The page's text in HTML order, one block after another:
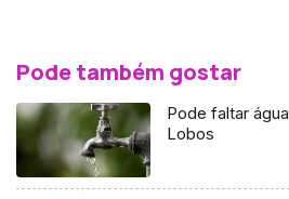
Pode também gostar
Pode faltar
Lobos